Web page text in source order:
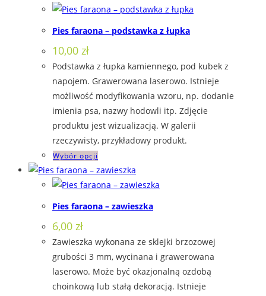
ma
wariantów.
można
wybrać
na
stronie
produktu
Pies faraona – podstawka z łupka
10,00 zł
Podstawka z łupka kamiennego, pod kubek z
napojem. Grawerowana laserowo. Istnieje
możliwość modyfikowania wzoru, np. dodanie
imienia psa, nazwy hodowli itp. Zdjęcie
produktu jest wizualizacją. W galerii
rzeczywisty, przykładowy produkt.
Wybór opcji
produkt
ma
wariantów.
można
wybrać
na
stronie
Pies faraona – zawieszka
6,00 zł
Zawieszka wykonana ze sklejki brzozowej
grubości 3 mm, wycinana i grawerowana
laserowo. Może być okazjonalną ozdobą
choinkową lub stałą dekoracją. Istnieje